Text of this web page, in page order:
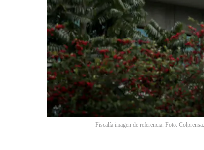
Fiscalía imagen de referencia. Foto: Colprensa.